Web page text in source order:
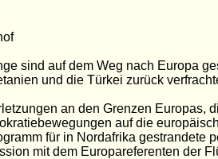
sind auf dem Weg nach Europa
und die Türkei zurück
an den Grenzen Europas,
auf die
für in Nordafrikagestrandete
mit dem Europareferenten der